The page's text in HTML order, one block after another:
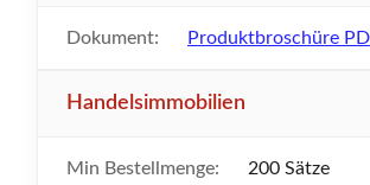
Dokument: Produktbroschüre
Handelsimmobilien
Min Bestellmenge: 200 Sätze